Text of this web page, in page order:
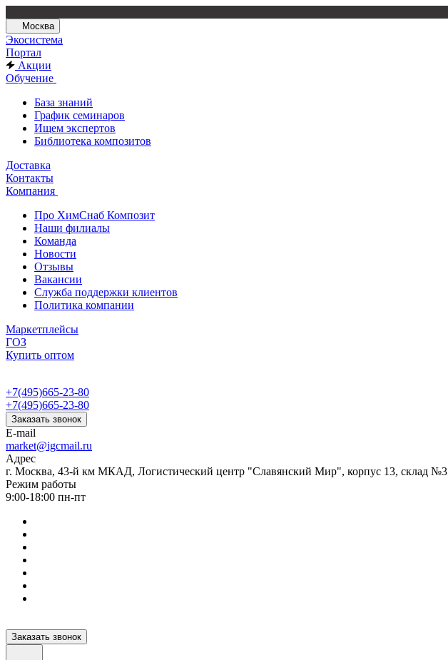
Москва
Экосистема
Портал
Акции
Обучение
База знаний
График семинаров
Ищем экспертов
Библиотека композитов
Доставка
Контакты
Компания
Про ХимСнаб Композит
Наши филиалы
Команда
Новости
Отзывы
Вакансии
Служба поддержки клиентов
Политика компании
Маркетплейсы
ГОЗ
Купить оптом
+7(495)665-23-80
+7(495)665-23-80
Заказать звонок
E-mail
market@igcmail.ru
Адрес
г. Москва, 43-й км МКАД, Логистический центр "Славянский Мир", корпус 13, склад №3
Режим работы
9:00-18:00 пн-пт
Заказать звонок